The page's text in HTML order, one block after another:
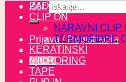
Išči:
Prijava / Registracija
0,00€
ZADNJI KOSI
CLIP ON
NARAVNI CLIP
TERMOFIBRE
KERATINSKI
MICRORING
TAPE